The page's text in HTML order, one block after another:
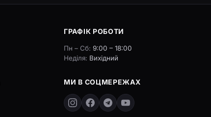
ГРАФІК РОБОТИ
Пн – Сб: 9:00 – 18:00
Неділя: Вихідний
МИ В СОЦМЕРЕЖАХ